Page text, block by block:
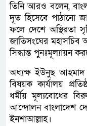
তিনি আরও বলেন,
দূত হিসেবে পাঠানো
ফলে দেশে অস্থিরতা
জাতিসংঘের মহাসচিব
সিদ্ধান্ত পুনঃমূল্যায়ন
অধ্যক্ষ ইউনুছ আহমাদ
বিষয়ক কার্যালয়
ধর্মীয় মূল্যবোধের
আন্দোলন বাংলাদেশ
ইনশাআল্লাহ।